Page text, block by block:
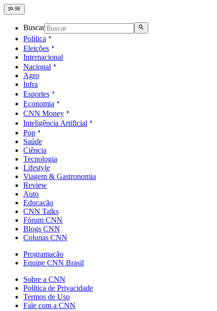
Buscar
Política
Eleições
Internacional
Nacional
Agro
Infra
Esportes
Economia
CNN Money
Inteligência Artificial
Pop
Saúde
Ciência
Tecnologia
Lifestyle
Viagem & Gastronomia
Review
Auto
Educação
CNN Talks
Fórum CNN
Blogs CNN
Colunas CNN
Programação
Equipe CNN Brasil
Sobre a CNN
Política de Privacidade
Termos de Uso
Fale com a CNN